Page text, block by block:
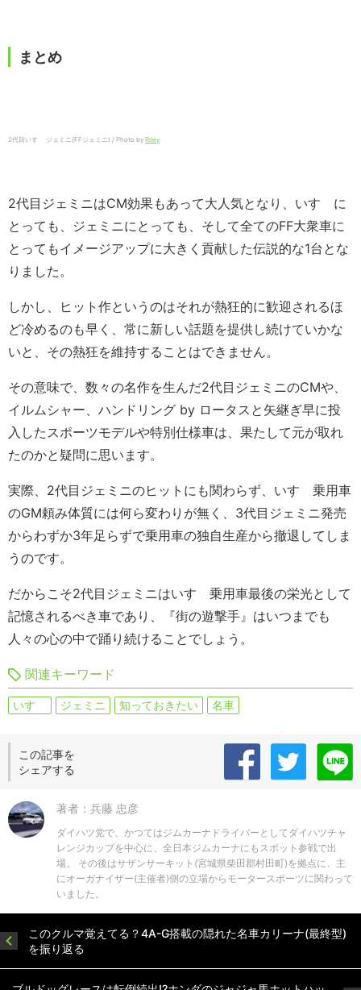
まとめ
2代目いすゞ ジェミニ(FFジェミニ) / Photo by Riley
2代目ジェミニはCM効果もあって大人気となり、いすゞに
とっても、ジェミニにとっても、そして全てのFF大衆車に
とってもイメージアップに大きく貢献した伝説的な1台とな
りました。
しかし、ヒット作というのはそれが熱狂的に歓迎されるほ
ど冷めるのも早く、常に新しい話題を提供し続けていかな
いと、その熱狂を維持することはできません。
その意味で、数々の名作を生んだ2代目ジェミニのCMや、
イルムシャー、ハンドリング by ロータスと矢継ぎ早に投
入したスポーツモデルや特別仕様車は、果たして元が取れ
たのかと疑問に思います。
実際、2代目ジェミニのヒットにも関わらず、いすゞ乗用車
のGM頼み体質には何ら変わりが無く、3代目ジェミニ発売
からわずか3年足らずで乗用車の独自生産から撤退してしま
うのです。
だからこそ2代目ジェミニはいすゞ乗用車最後の栄光として
記憶されるべき車であり、『街の遊撃手』はいつまでも
人々の心の中で踊り続けることでしょう。
関連キーワード
いすゞ ジェミニ 知っておきたい 名車
この記事を
シェアする
著者：兵藤 忠彦
ダイハツ党で、かつてはジムカーナドライバーとしてダイハツチャ
レンジカップを中心に、全日本ジムカーナにもスポット参戦で出
場。 その後はサザンサーキット(宮城県柴田郡村田町)を拠点に、主
にオーガナイザー(主催者)側の立場からモータースポーツに関わって
いました。
このクルマ覚えてる？4A-G搭載の隠れた名車カリーナ(最終型)
を振り返る